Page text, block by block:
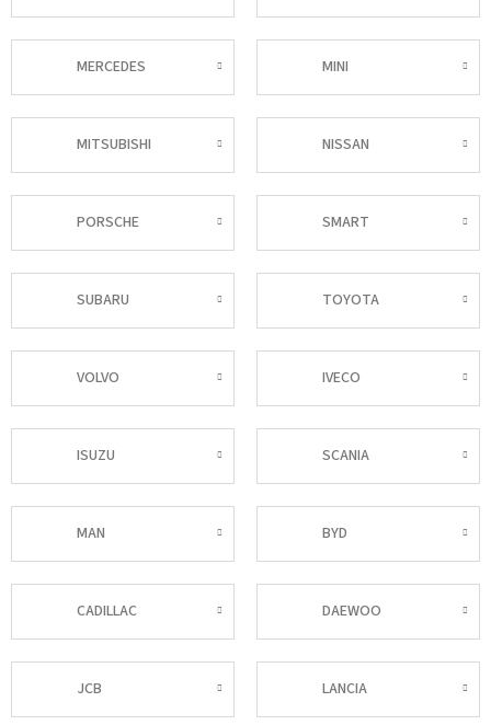
MERCEDES MINI
MITSUBISHI NISSAN
PORSCHE SMART
SUBARU TOYOTA
VOLVO IVECO
ISUZU SCANIA
MAN BYD
CADILLAC DAEWOO
JCB LANCIA